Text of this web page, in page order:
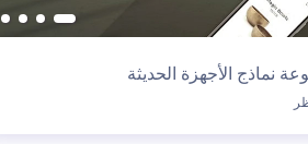
نماذج الأجهزة الحديثة